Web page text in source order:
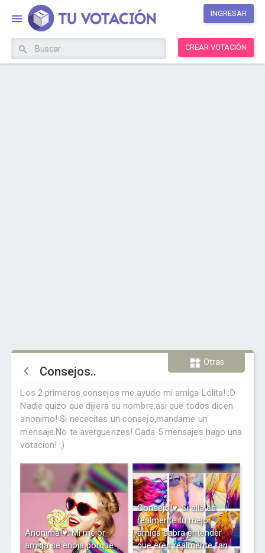
INGRESAR
CREAR VOTACIÓN
Otras
Consejos..
Los 2 primeros consejos me ayudo mi amiga Lolita! :D
Nadie quizo que dijiera su nombre,asi que todos dicen
anonimo! Si nececitas un consejo,mandame un
mensaje.No te averguenzes! Cada 5 mensajes hago una
votacion! :)
Anonima!♥: Mi mejor
amiga se enoja porque
Consejo!♥: Si ella es
realmente tu mejor
amiga sabra entender
que eres realmente fan